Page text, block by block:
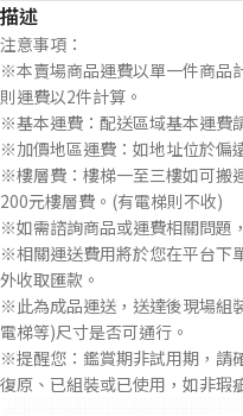
描述
注意事項：
※本賣場商品運費以單一件商品
則運費以2件計算。
※基本運費：配送區域基本運費
※加價地區運費：如地址位於偏
※樓層費：樓梯一至三樓如可搬
200元樓層費。(有電梯則不收)
※如需諮詢商品或運費相關問題
※相關運送費用將於您在平台下
外收取匯款。
※此為成品運送，送達後現場組
電梯等)尺寸是否可通行。
※提醒您：鑑賞期非試用期，請
復原、已組裝或已使用，如非瑕